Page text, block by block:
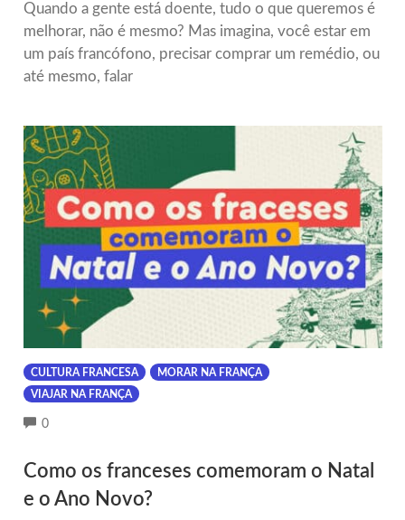
Quando a gente está doente, tudo o que queremos é
melhorar, não é mesmo? Mas imagina, você estar em
um país francófono, precisar comprar um remédio, ou
até mesmo, falar
CULTURA FRANCESA
MORAR NA FRANÇA
VIAJAR NA FRANÇA
0COMMENTS
Como os franceses comemoram o Natal
e o Ano Novo?